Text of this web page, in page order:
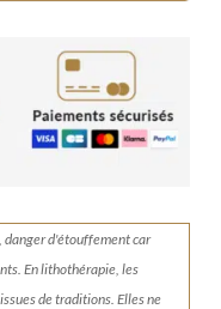
danger d'étouffement car
En lithothérapie, les
de traditions. Elles ne